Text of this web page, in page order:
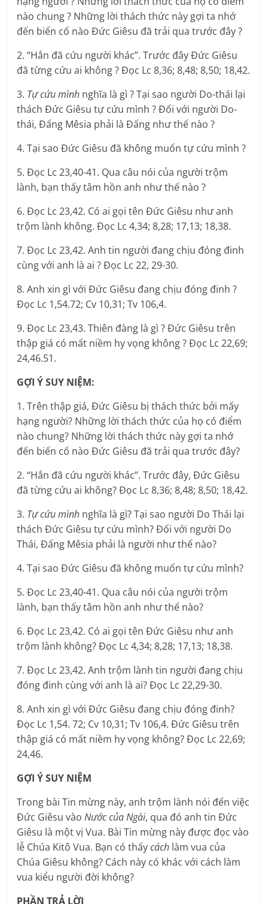
nào chung ? Những lời thách thức này gợi ta nhớ
đến biến cố nào Đức Giêsu đã trải qua trước đây ?
2. “Hắn đã cứu người khác”. Trước đây Đức Giêsu
đã từng cứu ai không ? Đọc Lc 8,36; 8,48; 8,50; 18,42.
3. Tự cứu mình nghĩa là gì ? Tại sao người Do-thái lại
thách Đức Giêsu tự cứu mình ? Đối với người Do-
thái, Đấng Mêsia phải là Đấng như thế nào ?
4. Tại sao Đức Giêsu đã không muốn tự cứu mình ?
5. Đọc Lc 23,40-41. Qua câu nói của người trộm
lành, bạn thấy tâm hồn anh như thế nào ?
6. Đọc Lc 23,42. Có ai gọi tên Đức Giêsu như anh
trộm lành không. Đọc Lc 4,34; 8,28; 17,13; 18,38.
7. Đọc Lc 23,42. Anh tin người đang chịu đóng đinh
cùng với anh là ai ? Đọc Lc 22, 29-30.
8. Anh xin gì với Đức Giêsu đang chịu đóng đinh ?
Đọc Lc 1,54.72; Cv 10,31; Tv 106,4.
9. Đọc Lc 23,43. Thiên đàng là gì ? Đức Giêsu trên
thập giá có mất niềm hy vọng không ? Đọc Lc 22,69;
24,46.51.
GỢI Ý SUY NIỆM:
1. Trên thập giá, Đức Giêsu bị thách thức bởi mấy
hạng người? Những lời thách thức của họ có điểm
nào chung? Những lời thách thức này gợi ta nhớ
đến biến cố nào Đức Giêsu đã trải qua trước đây?
2. “Hắn đã cứu người khác”. Trước đây, Đức Giêsu
đã từng cứu ai không? Đọc Lc 8,36; 8,48; 8,50; 18,42.
3. Tự cứu mình nghĩa là gì? Tại sao người Do Thái lại
thách Đức Giêsu tự cứu mình? Đối với người Do
Thái, Đấng Mêsia phải là người như thế nào?
4. Tại sao Đức Giêsu đã không muốn tự cứu mình?
5. Đọc Lc 23,40-41. Qua câu nói của người trộm
lành, bạn thấy tâm hồn anh như thế nào?
6. Đọc Lc 23,42. Có ai gọi tên Đức Giêsu như anh
trộm lành không? Đọc Lc 4,34; 8,28; 17,13; 18,38.
7. Đọc Lc 23,42. Anh trộm lành tin người đang chịu
đóng đinh cùng với anh là ai? Đọc Lc 22,29-30.
8. Anh xin gì với Đức Giêsu đang chịu đóng đinh?
Đọc Lc 1,54. 72; Cv 10,31; Tv 106,4. Đức Giêsu trên
thập giá có mất niềm hy vọng không? Đọc Lc 22,69;
24,46.
GỢI Ý SUY NIỆM
Trong bài Tin mừng này, anh trộm lành nói đến việc
Đức Giêsu vàoNước của Ngài, qua đó anh tin Đức
Giêsu là một vị Vua. Bài Tin mừng này được đọc vào
lễ Chúa Kitô Vua. Bạn có thấycách làm vua của
Chúa Giêsu không? Cách này có khác với cách làm
vua kiểu người đời không?
PHẦN TRẢ LỜI